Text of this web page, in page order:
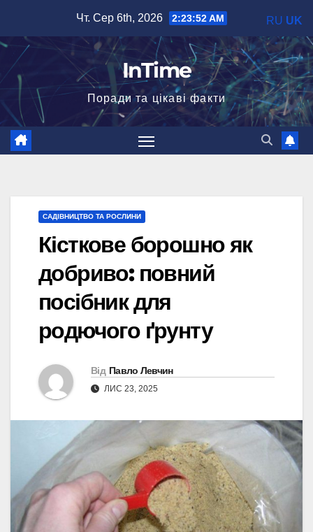
вмісту
Чт. Сер 6th, 2026 2:23:53 AM
InTime
Поради та цікаві факти
САДІВНИЦТВО ТА РОСЛИНИ
Кісткове борошно як
добриво: повний
посібник для
родючого ґрунту
Від Павло Левчин
ЛИС 23, 2025
RU UK